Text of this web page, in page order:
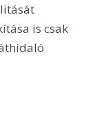
is csak